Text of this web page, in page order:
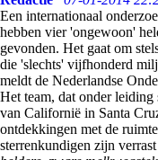
Een internationaal
hebben vier 'ongewoon'
gevonden. Het gaat om
die 'slechts' vijfhonderd
meldt de Nederlandse
Het team, dat onder leiding
van Californië in Santa
ontdekkingen met de
sterrenkundigen zijn